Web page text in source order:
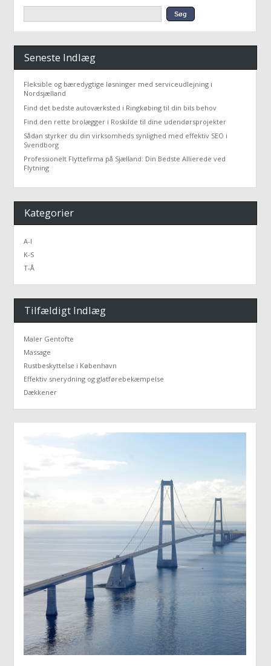
Seneste Indlæg
Fleksible og bæredygtige løsninger med serviceudlejning i
Nordsjælland
Find det bedste autoværksted i Ringkøbing til din bils behov
Find den rette brolægger i Roskilde til dine udendørsprojekter
Sådan styrker du din virksomheds synlighed med effektiv SEO i
Svendborg
Professionelt Flyttefirma på Sjælland: Din Bedste Allierede ved
Flytning
Kategorier
A-I
K-S
T-Å
Tilfældigt Indlæg
Maler Gentofte
Massage
Rustbeskyttelse i København
Effektiv snerydning og glatførebekæmpelse
Dækkener